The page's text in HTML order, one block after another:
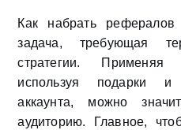
Как набрать
задача, требующая
стратегии. Применяя
используя подарки
аккаунта, можно
аудиторию. Главное,